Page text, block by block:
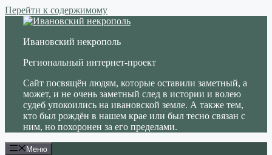
Перейти к содержимому
Ивановский некрополь
Региональный интернет-проект
Сайт посвящён людям, которые оставили заметный, а
может, и не очень заметный след в истории и волею
судеб упокоились на ивановской земле. А также тем,
кто был рождён в нашем крае или был тесно связан с
ним, но похоронен за его пределами.
Меню